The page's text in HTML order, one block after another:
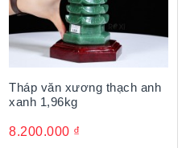
Tháp văn xương thạch anh
xanh 1,96kg
8.200.000 ₫